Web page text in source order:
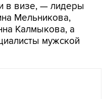
в визе, — лидеры
Мельникова,
Калмыкова, а
мужской